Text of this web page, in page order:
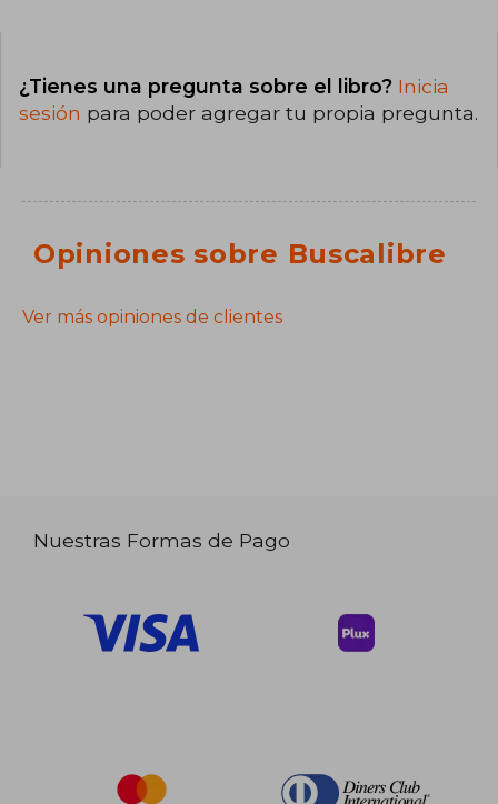
¿Tienes una pregunta sobre el libro? Inicia
sesión para poder agregar tu propia pregunta.
Opiniones sobre Buscalibre
Ver más opiniones de clientes
Nuestras Formas de Pago